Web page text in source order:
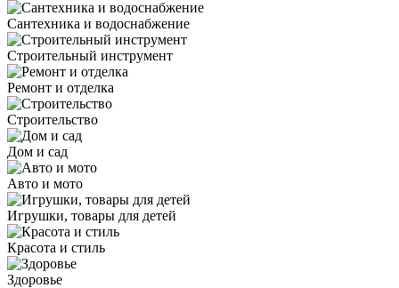
Сантехника и водоснабжение
Строительный инструмент
Ремонт и отделка
Строительство
Дом и сад
Авто и мото
Игрушки, товары для детей
Красота и стиль
Здоровье